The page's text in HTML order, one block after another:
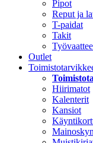
Pipot
Reput ja
T-paidat
Takit
Outlet
Hiirimatot
Kalenterit
Kansiot